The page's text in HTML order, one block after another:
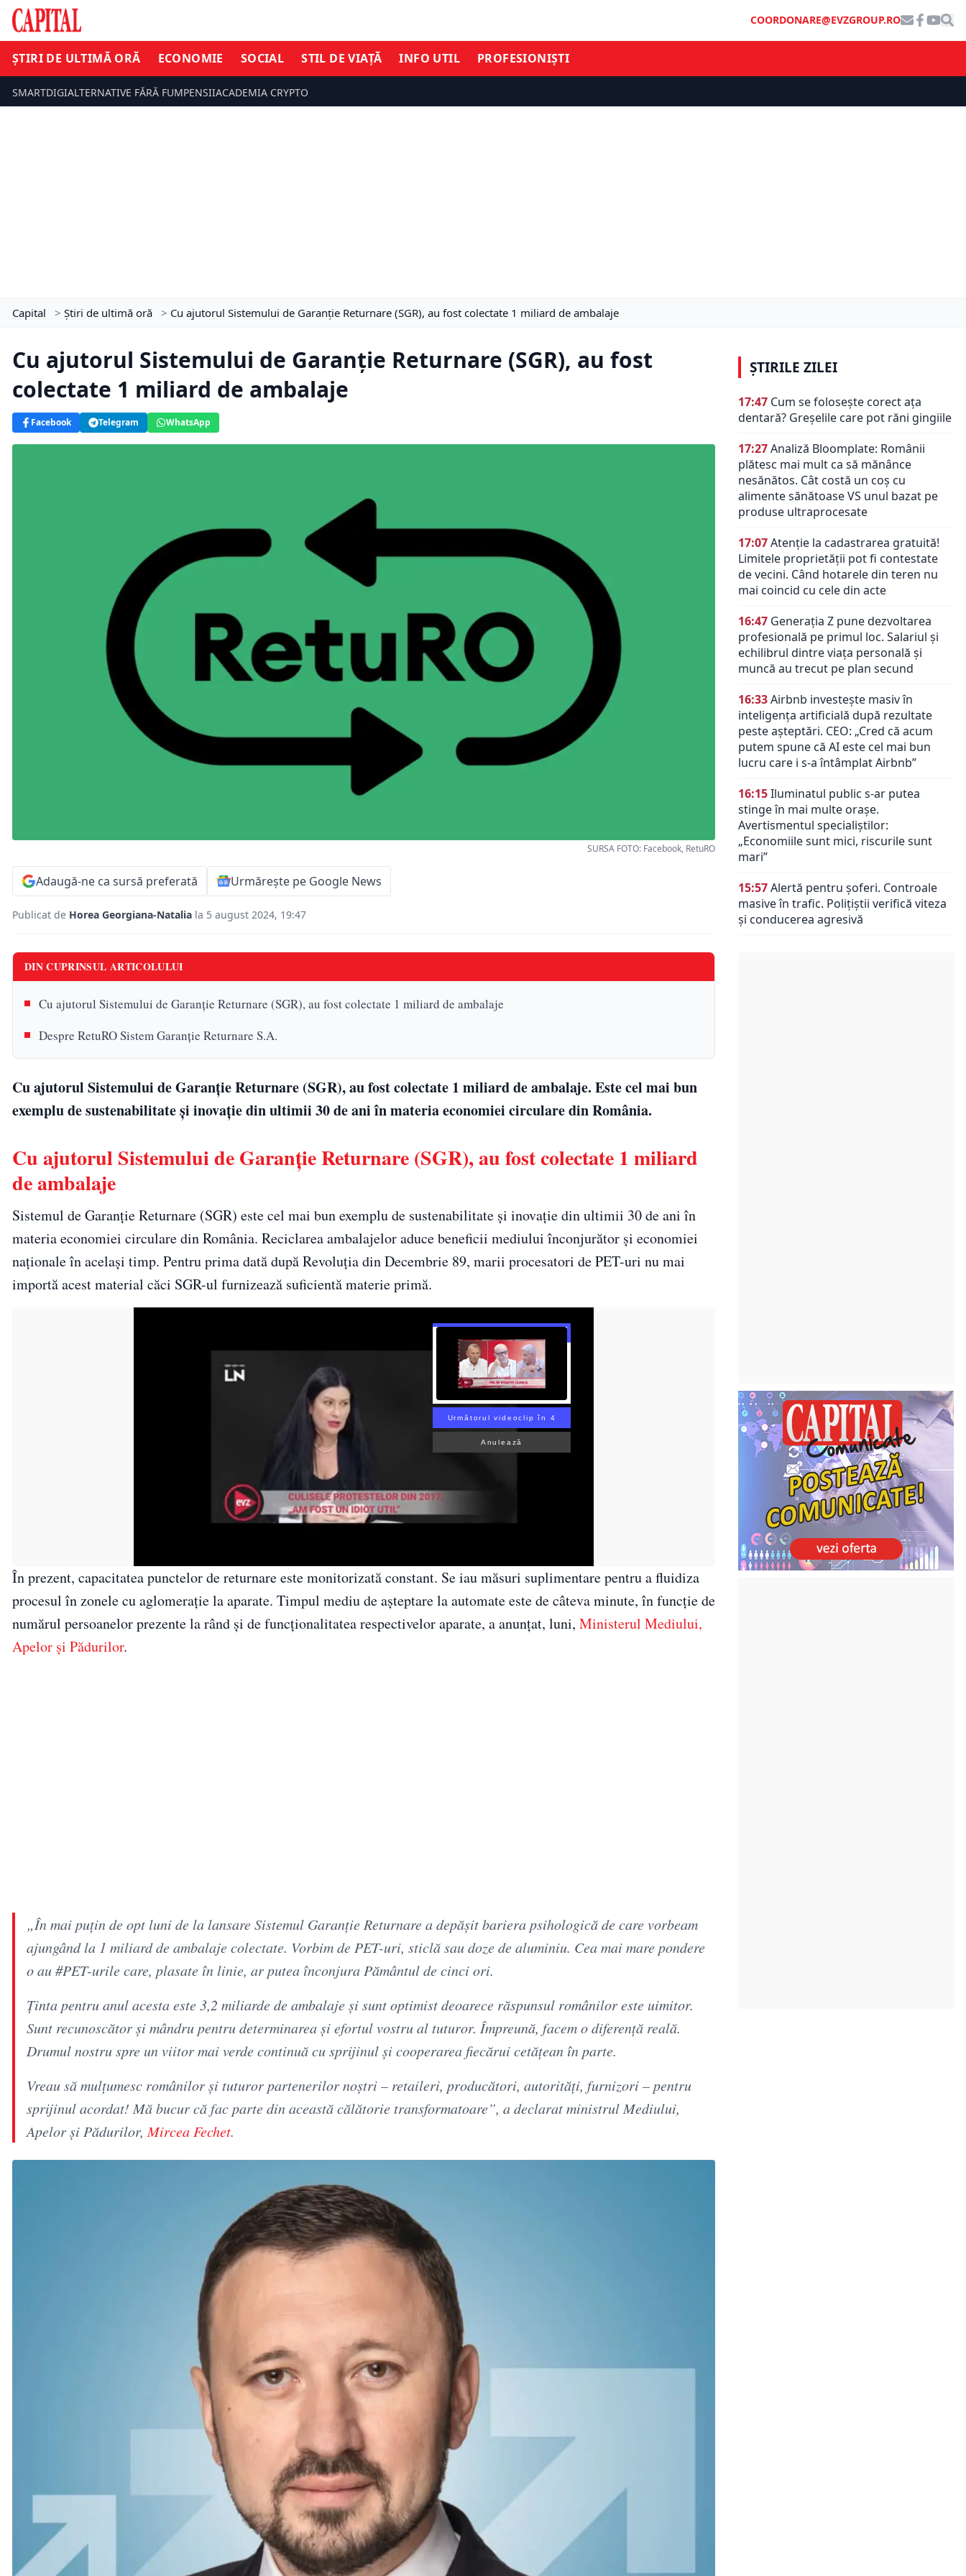
COORDONARE@EVZGROUP.RO
ȘTIRI DE ULTIMĂ ORĂ ECONOMIE SOCIAL STIL DE VIAȚĂ INFO UTIL PROFESIONIȘTI
SMARTDIGIALTERNATIVE FĂRĂ FUMPENSIIACADEMIA CRYPTO
Capital > Știri de ultimă oră > Cu ajutorul Sistemului de Garanție Returnare (SGR), au fost colectate 1 miliard de ambalaje
Cu ajutorul Sistemului de Garanție Returnare (SGR), au fost
colectate 1 miliard de ambalaje
Facebook Telegram WhatsApp
SURSA FOTO: Facebook, RetuRO
Adaugă-ne ca sursă preferată Urmărește pe Google News
Publicat de Horea Georgiana-Natalia la 5 august 2024, 19:47
DIN CUPRINSUL ARTICOLULUI
Cu ajutorul Sistemului de Garanție Returnare (SGR), au fost colectate 1 miliard de ambalaje
Despre RetuRO Sistem Garanție Returnare S.A.
Cu ajutorul Sistemului de Garanție Returnare (SGR), au fost colectate 1 miliard de ambalaje. Este cel mai bun
exemplu de sustenabilitate și inovație din ultimii 30 de ani în materia economiei circulare din România.
Cu ajutorul Sistemului de Garanție Returnare (SGR), au fost colectate 1 miliard
de ambalaje
Sistemul de Garanție Returnare (SGR) este cel mai bun exemplu de sustenabilitate și inovație din ultimii 30 de ani în
materia economiei circulare din România. Reciclarea ambalajelor aduce beneficii mediului înconjurător și economiei
naționale în același timp. Pentru prima dată după Revoluția din Decembrie 89, marii procesatori de PET-uri nu mai
importă acest material căci SGR-ul furnizează suficientă materie primă.
Următorul videoclip în 3
Anulează
În prezent, capacitatea punctelor de returnare este monitorizată constant. Se iau măsuri suplimentare pentru a fluidiza
procesul în zonele cu aglomerație la aparate. Timpul mediu de așteptare la automate este de câteva minute, în funcție de
numărul persoanelor prezente la rând și de funcționalitatea respectivelor aparate, a anunțat, luni, Ministerul Mediului,
Apelor și Pădurilor.
„În mai puțin de opt luni de la lansare Sistemul Garanție Returnare a depășit bariera psihologică de care vorbeam
ajungând la 1 miliard de ambalaje colectate. Vorbim de PET-uri, sticlă sau doze de aluminiu. Cea mai mare pondere
o au #PET-urile care, plasate în linie, ar putea înconjura Pământul de cinci ori.
Ținta pentru anul acesta este 3,2 miliarde de ambalaje și sunt optimist deoarece răspunsul românilor este uimitor.
Sunt recunoscător şi mândru pentru determinarea şi efortul vostru al tuturor. Împreună, facem o diferență reală.
Drumul nostru spre un viitor mai verde continuă cu sprijinul și cooperarea fiecărui cetățean în parte.
Vreau să mulțumesc românilor și tuturor partenerilor noștri – retaileri, producători, autorități, furnizori – pentru
sprijinul acordat! Mă bucur că fac parte din această călătorie transformatoare”, a declarat ministrul Mediului,
Apelor și Pădurilor, Mircea Fechet.
ȘTIRILE ZILEI
17:47 Cum se folosește corect ața
dentară? Greșelile care pot răni gingiile
17:27Analiză Bloomplate: Românii
plătesc mai mult ca să mănânce
nesănătos. Cât costă un coș cu
alimente sănătoase VS unul bazat pe
produse ultraprocesate
17:07Atenție la cadastrarea gratuită!
Limitele proprietății pot fi contestate
de vecini. Când hotarele din teren nu
mai coincid cu cele din acte
16:47 Generația Z pune dezvoltarea
profesională pe primul loc. Salariul și
echilibrul dintre viața personală și
muncă au trecut pe plan secund
16:33Airbnb investește masiv în
inteligența artificială după rezultate
peste așteptări. CEO: „Cred că acum
putem spune că AI este cel mai bun
lucru care i s-a întâmplat Airbnb”
16:15Iluminatul public s-ar putea
stinge în mai multe orașe.
Avertismentul specialiștilor:
„Economiile sunt mici, riscurile sunt
mari”
15:57Alertă pentru șoferi. Controale
masive în trafic. Polițiștii verifică viteza
și conducerea agresivă